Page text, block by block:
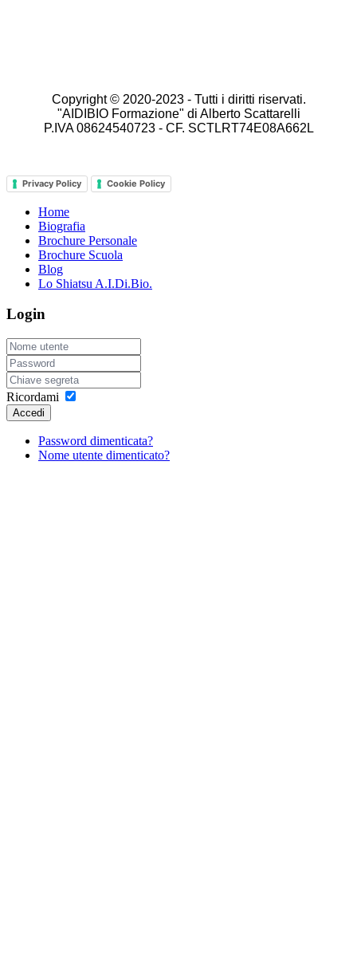
Copyright © 2020-2023 - Tutti i diritti riservati.
"AIDIBIO Formazione" di Alberto Scattarelli
P.IVA 08624540723 - CF. SCTLRT74E08A662L
Privacy Policy Cookie Policy
Home
Biografia
Brochure Personale
Brochure Scuola
Blog
Lo Shiatsu A.I.Di.Bio.
Login
Ricordami
Accedi
Password dimenticata?
Nome utente dimenticato?